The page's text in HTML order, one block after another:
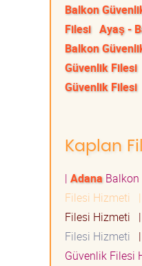
Balkon
Filesi Ayaş -
Balkon
Güvenlik Filesi
Güvenlik Filesi
Kaplan
| Adana
Filesi Hizmeti
|
Filesi Hizmeti
|
Filesi Hizmeti
|
Güvenlik Filesi